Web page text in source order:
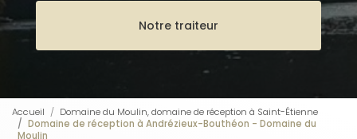
Notre traiteur
Accueil
Domaine du Moulin, domaine de réception à Saint-Étienne
Domaine de réception à Andrézieux-Bouthéon - Domaine du
Moulin